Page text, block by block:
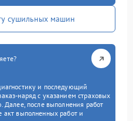
сушильных машин
и последующий
наряд с указанием страховых
Далее, после выполнения работ
акт выполненных работ и